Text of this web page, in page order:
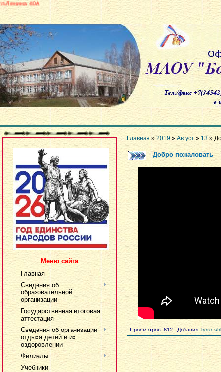
Меню сайта
Главная
Сведения об
образовательной
организации
Государственная итоговая
аттестация
Сведения об организации
отдыха детей и их
оздоровлении
Филиалы
Учебники
Главная »2019 » Август » 13 »
Добро пожаловать
Просмотров: 612 |Добавил:boro-